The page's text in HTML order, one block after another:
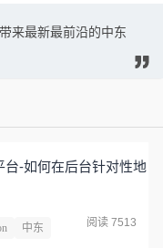
来最新最前沿的中东
台-如何在后台针对性地
中东 阅读 7513